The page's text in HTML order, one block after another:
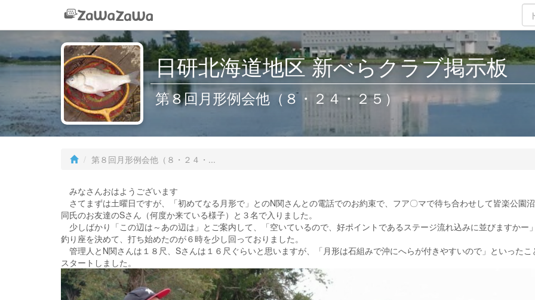
日研北海道地区 新べらクラブ掲示板
第８回月形例会他（８・２４・２５）
第８回月形例会他（８・２４・...
みなさんおはようございます
さてまずは土曜日ですが、「初めてなる月形で」とのN関さんとの電話でのお約束で、フア〇マで待ち合わせして皆楽公園
同氏のお友達のSさん（何度か来ている様子）と３名で入りました。
少しばかり「この辺は～あの辺は」とご案内して、「空いているので、好ポイントであるステージ流れ込みに並びますかー
釣り座を決めて、打ち始めたのが６時を少し回っておりました。
管理人とN関さんは１８尺、Sさんは１６尺ぐらいと思いますが、「月形は石組みで沖にへらが付きやすいので」といったこ
スタートしました。